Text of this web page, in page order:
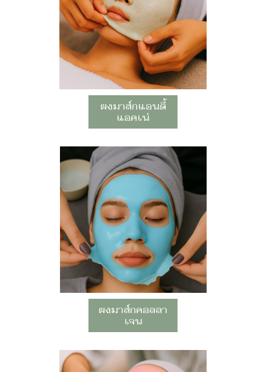
ผงมาส์กแอนตี้
แอคเน่
ผงมาส์กคอลลา
เจน